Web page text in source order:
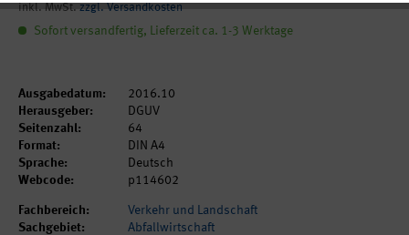
inkl. MwSt. zzgl. Versandkosten
Sofort versandfertig, Lieferzeit ca. 1-3 Werktage
Ausgabedatum:
2016.10
Herausgeber:
DGUV
Seitenzahl:
64
Format:
DIN A4
Sprache:
Deutsch
Webcode:
p114602
Fachbereich:
Verkehr und Landschaft
Sachgebiet:
Abfallwirtschaft